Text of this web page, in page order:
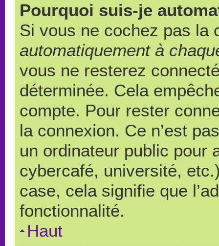
Pourquoi suis-je
Si vous ne cochez pas la
automatiquement à
vous ne resterez
déterminée. Cela
compte. Pour rester
la connexion. Ce n’est
un ordinateur public pour
cybercafé, université,
case, cela signifie que
fonctionnalité.
Haut